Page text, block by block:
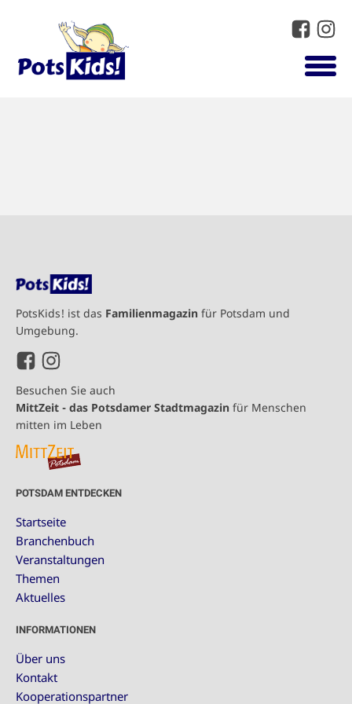
PotsKids! ist das Familienmagazin für Potsdam und
Umgebung.
Besuchen Sie auch
MittZeit - das Potsdamer Stadtmagazin für Menschen
mitten im Leben
POTSDAM ENTDECKEN
Startseite
Branchenbuch
Veranstaltungen
Themen
Aktuelles
INFORMATIONEN
Über uns
Kontakt
Kooperationspartner